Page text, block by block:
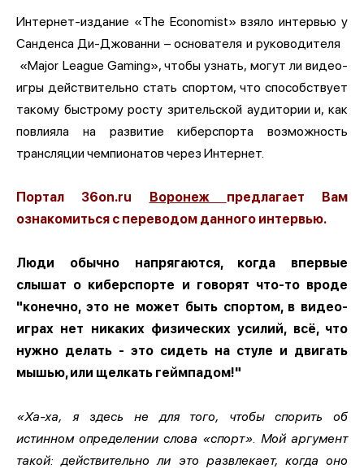
Интернет-издание «The Economist» взяло интервью у
Санденса Ди-Джованни – основателя и руководителя
«Major League Gaming», чтобы узнать, могут ли видео-
игры действительно стать спортом, что способствует
такому быстрому росту зрительской аудитории и, как
повлияла на развитие киберспорта возможность
трансляции чемпионатов через Интернет.
Портал 36on.ru Воронеж предлагает Вам
ознакомиться с переводом данного интервью.
Люди обычно напрягаются, когда впервые
слышат о киберспорте и говорят что-то вроде
"конечно, это не может быть спортом, в видео-
играх нет никаких физических усилий, всё, что
нужно делать - это сидеть на стуле и двигать
мышью, или щелкать геймпадом!"
«Ха-ха, я здесь не для того, чтобы спорить об
истинном определении слова «спорт». Мой аргумент
такой: действительно ли это развлекает, когда оно